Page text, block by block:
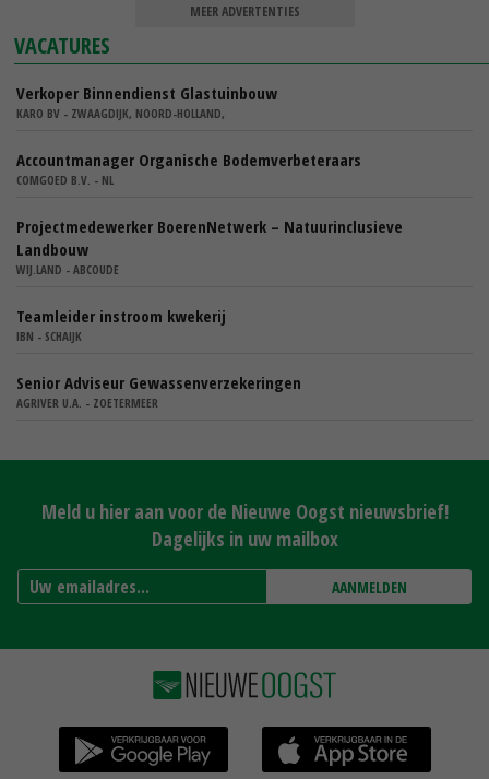
MEER ADVERTENTIES
VACATURES
Verkoper Binnendienst Glastuinbouw
KARO BV - ZWAAGDIJK, NOORD-HOLLAND,
Accountmanager Organische Bodemverbeteraars
COMGOED B.V. - NL
Projectmedewerker BoerenNetwerk – Natuurinclusieve
Landbouw
WIJ.LAND - ABCOUDE
Teamleider instroom kwekerij
IBN - SCHAIJK
Senior Adviseur Gewassenverzekeringen
AGRIVER U.A. - ZOETERMEER
Meld u hier aan voor de Nieuwe Oogst nieuwsbrief!
Dagelijks in uw mailbox
AANMELDEN